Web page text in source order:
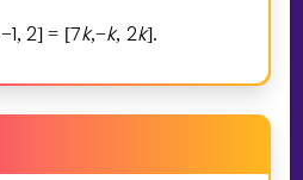
−1, 2] = [7k,−k, 2k].